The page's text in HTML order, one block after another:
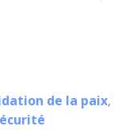
de la paix,